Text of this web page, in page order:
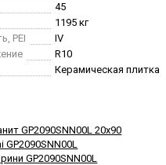
45
1195 кг
PEI
IV
R10
Керамическая плитка
GP2090SNN00L 20x90
GP2090SNN00L
GP2090SNN00L